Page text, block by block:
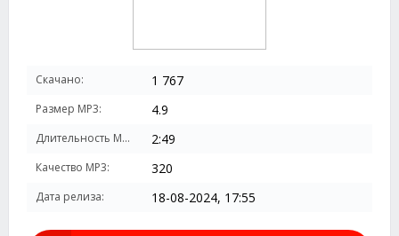
Скачано: 1 767
Размер MP3: 4.9
Длительность MP3: 2:49
Качество MP3: 320
Дата релиза: 18-08-2024, 17:55